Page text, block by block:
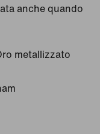
anche quando
metallizzato